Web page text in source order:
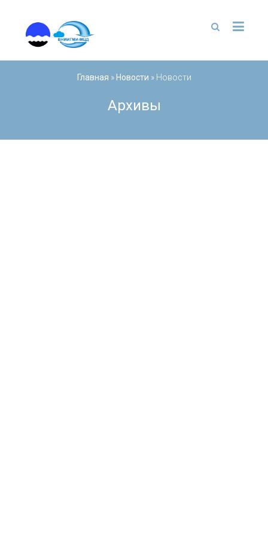
содержимому
Архивы
Главная » Новости » Новости